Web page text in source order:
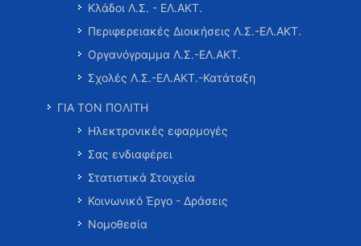
Κλάδοι Λ.Σ. - ΕΛ.ΑΚΤ.
Περιφερειακές Διοικήσεις Λ.Σ.-ΕΛ.ΑΚΤ.
Οργανόγραμμα Λ.Σ.-ΕΛ.ΑΚΤ.
Σχολές Λ.Σ.-ΕΛ.ΑΚΤ.-Κατάταξη
ΓΙΑ ΤΟΝ ΠΟΛΙΤΗ
Ηλεκτρονικές εφαρμογές
Σας ενδιαφέρει
Στατιστικά Στοιχεία
Κοινωνικό Έργο - Δράσεις
Νομοθεσία